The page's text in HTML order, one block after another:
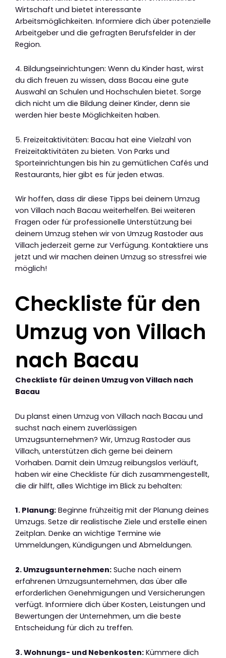
Wirtschaft und bietet interessante
Arbeitsmöglichkeiten. Informiere dich über potenzielle
Arbeitgeber und die gefragten Berufsfelder in der
Region.
4. Bildungseinrichtungen: Wenn du Kinder hast, wirst
du dich freuen zu wissen, dass Bacau eine gute
Auswahl an Schulen und Hochschulen bietet. Sorge
dich nicht um die Bildung deiner Kinder, denn sie
werden hier beste Möglichkeiten haben.
5. Freizeitaktivitäten: Bacau hat eine Vielzahl von
Freizeitaktivitäten zu bieten. Von Parks und
Sporteinrichtungen bis hin zu gemütlichen Cafés und
Restaurants, hier gibt es für jeden etwas.
Wir hoffen, dass dir diese Tipps bei deinem Umzug
von Villach nach Bacau weiterhelfen. Bei weiteren
Fragen oder für professionelle Unterstützung bei
deinem Umzug stehen wir von Umzug Rastoder aus
Villach jederzeit gerne zur Verfügung. Kontaktiere uns
jetzt und wir machen deinen Umzug so stressfrei wie
möglich!
Checkliste für den
Umzug von Villach
nach Bacau
Checkliste für deinen Umzug von Villach nach
Bacau
Du planst einen Umzug von Villach nach Bacau und
suchst nach einem zuverlässigen
Umzugsunternehmen? Wir, Umzug Rastoder aus
Villach, unterstützen dich gerne bei deinem
Vorhaben. Damit dein Umzug reibungslos verläuft,
haben wir eine Checkliste für dich zusammengestellt,
die dir hilft, alles Wichtige im Blick zu behalten:
1. Planung: Beginne frühzeitig mit der Planung deines
Umzugs. Setze dir realistische Ziele und erstelle einen
Zeitplan. Denke an wichtige Termine wie
Ummeldungen, Kündigungen und Abmeldungen.
2. Umzugsunternehmen: Suche nach einem
erfahrenen Umzugsunternehmen, das über alle
erforderlichen Genehmigungen und Versicherungen
verfügt. Informiere dich über Kosten, Leistungen und
Bewertungen der Unternehmen, um die beste
Entscheidung für dich zu treffen.
3. Wohnungs- und Nebenkosten: Kümmere dich